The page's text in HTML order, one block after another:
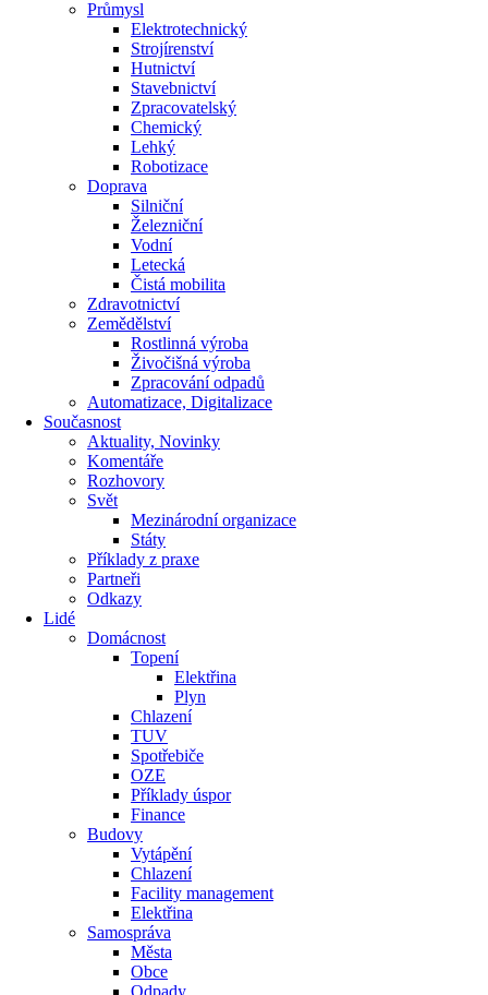
Průmysl
Elektrotechnický
Strojírenství
Hutnictví
Stavebnictví
Zpracovatelský
Chemický
Lehký
Robotizace
Doprava
Silniční
Železniční
Vodní
Letecká
Čistá mobilita
Zdravotnictví
Zemědělství
Rostlinná výroba
Živočišná výroba
Zpracování odpadů
Automatizace, Digitalizace
Současnost
Aktuality, Novinky
Komentáře
Rozhovory
Svět
Mezinárodní organizace
Státy
Příklady z praxe
Partneři
Odkazy
Lidé
Domácnost
Topení
Elektřina
Plyn
Chlazení
TUV
Spotřebiče
OZE
Příklady úspor
Finance
Budovy
Vytápění
Chlazení
Facility management
Elektřina
Samospráva
Města
Obce
Odpady